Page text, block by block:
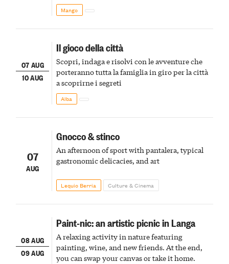
Mango
07 AUG
10 AUG
Il gioco della città
Scopri, indaga e risolvi con le avventure che
porteranno tutta la famiglia in giro per la città
a scoprirne i segreti
Alba
07
AUG
Gnocco & stinco
An afternoon of sport with pantalera, typical
gastronomic delicacies, and art
Lequio Berria Culture & Cinema
08 AUG
09 AUG
Paint-nic: an artistic picnic in Langa
A relaxing activity in nature featuring
painting, wine, and new friends. At the end,
you can swap your canvas or take it home.